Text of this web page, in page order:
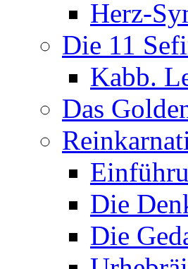
Herz-
Die 11
Kabb.
Das
Die
Die